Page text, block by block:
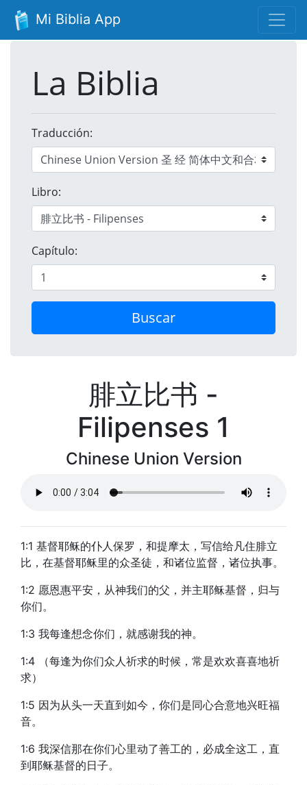
Mi Biblia App
La Biblia
Traducción:
Libro:
Capítulo:
Buscar
腓立比书 -
Filipenses 1
Chinese Union Version
1:1 基督耶稣的仆人保罗，和提摩太，写信给凡住腓立
比，在基督耶稣里的众圣徒，和诸位监督，诸位执事。
1:2 愿恩惠平安，从神我们的父，并主耶稣基督，归与
你们。
1:3 我每逢想念你们，就感谢我的神。
1:4 （每逢为你们众人祈求的时候，常是欢欢喜喜地祈
求）
1:5 因为从头一天直到如今，你们是同心合意地兴旺福
音。
1:6 我深信那在你们心里动了善工的，必成全这工，直
到耶稣基督的日子。